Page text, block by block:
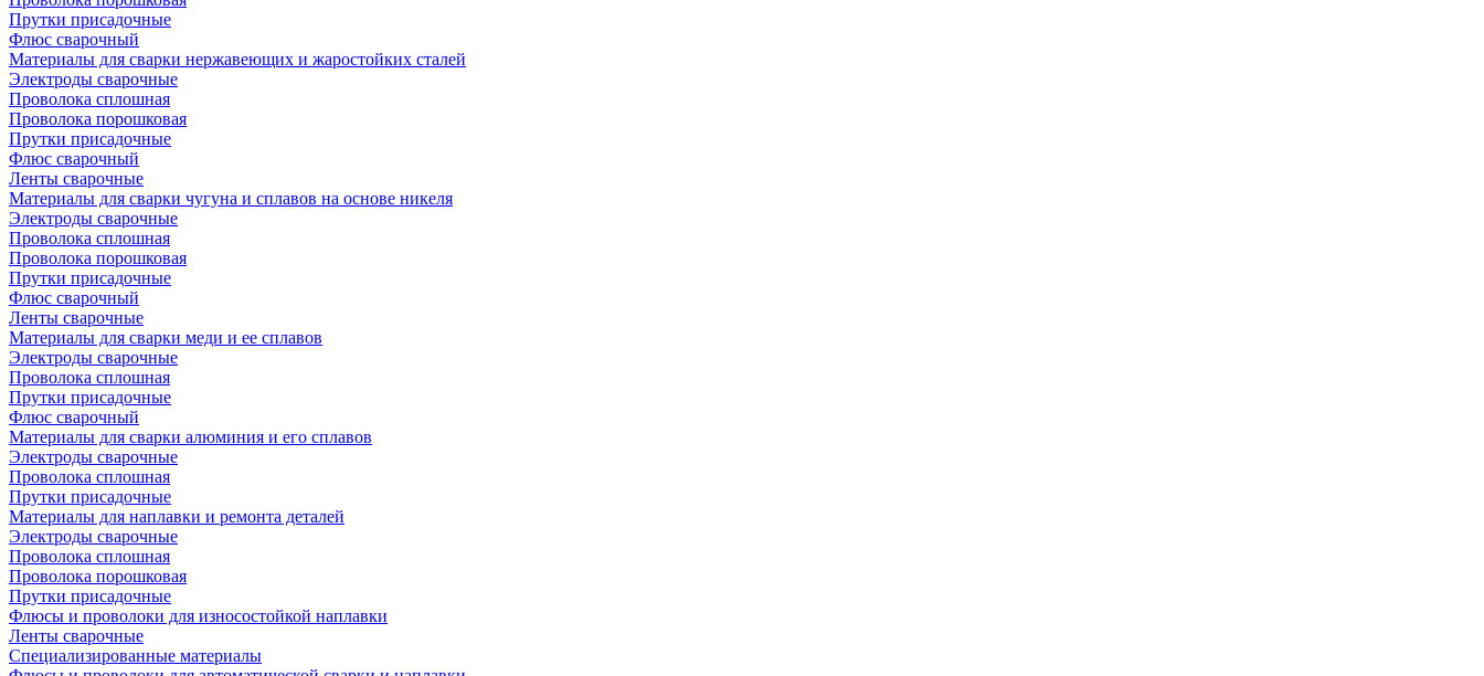
Прутки присадочные
Флюс сварочный
Материалы для сварки нержавеющих и жаростойких сталей
Электроды сварочные
Проволока сплошная
Проволока порошковая
Прутки присадочные
Флюс сварочный
Ленты сварочные
Материалы для сварки чугуна и сплавов на основе никеля
Электроды сварочные
Проволока сплошная
Проволока порошковая
Прутки присадочные
Флюс сварочный
Ленты сварочные
Материалы для сварки меди и ее сплавов
Электроды сварочные
Проволока сплошная
Прутки присадочные
Флюс сварочный
Материалы для сварки алюминия и его сплавов
Электроды сварочные
Проволока сплошная
Прутки присадочные
Материалы для наплавки и ремонта деталей
Электроды сварочные
Проволока сплошная
Проволока порошковая
Прутки присадочные
Флюсы и проволоки для износостойкой наплавки
Ленты сварочные
Специализированные материалы